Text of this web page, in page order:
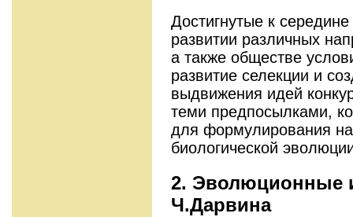
Достигнутые к
развитии различных
а также обществе
развитие селекции и
выдвижения идей
теми предпосылками,
для формулирования
биологической
2. Эволюционные
Ч.Дарвина